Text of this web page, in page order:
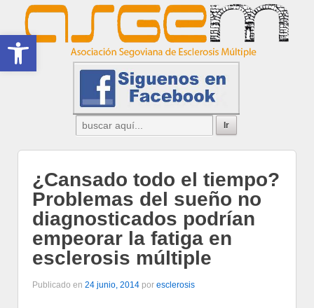
Abrir barra de herramientas
¿Cansado todo el tiempo?
Problemas del sueño no
diagnosticados podrían
empeorar la fatiga en
esclerosis múltiple
Publicado en 24 junio, 2014 por esclerosis